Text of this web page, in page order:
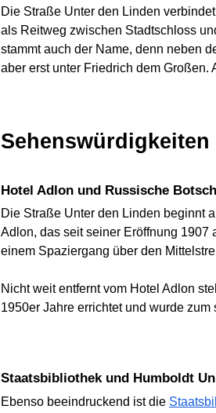
Die Straße Unter den Linden
als Reitweg zwischen Stadtschloss
stammt auch der Name, denn neben
aber erst unter Friedrich dem
Hotel Adlon und Russische
Die Straße Unter den Linden beginnt
Adlon, das seit seiner Eröffnung 1907
einem Spaziergang über den
Nicht weit entfernt vom Hotel Adlon
1950er Jahre errichtet und wurde
Staatsbibliothek und Humboldt
Ebenso beeindruckend ist die